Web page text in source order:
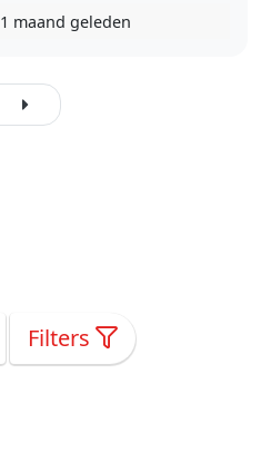
1 maand geleden
Filters